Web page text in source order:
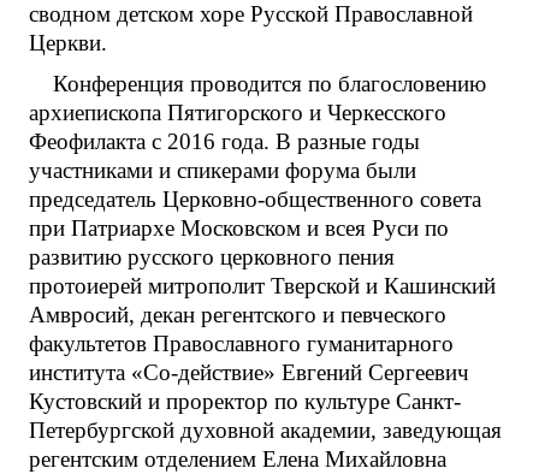
сводном детском хоре Русской Православной
Церкви.
Конференция проводится по благословению
архиепископа Пятигорского и Черкесского
Феофилакта с 2016 года. В разные годы
участниками и спикерами форума были
председатель Церковно-общественного совета
при Патриархе Московском и всея Руси по
развитию русского церковного пения
протоиерей митрополит Тверской и Кашинский
Амвросий, декан регентского и певческого
факультетов Православного гуманитарного
института «Со-действие» Евгений Сергеевич
Кустовский и проректор по культуре Санкт-
Петербургской духовной академии, заведующая
регентским отделением Елена Михайловна